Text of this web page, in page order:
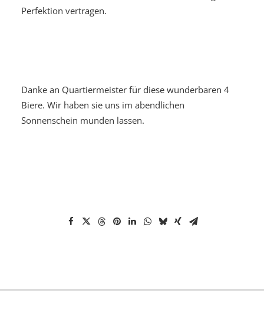
Perfektion vertragen.
Danke an Quartiermeister für diese wunderbaren 4
Biere. Wir haben sie uns im abendlichen
Sonnenschein munden lassen.